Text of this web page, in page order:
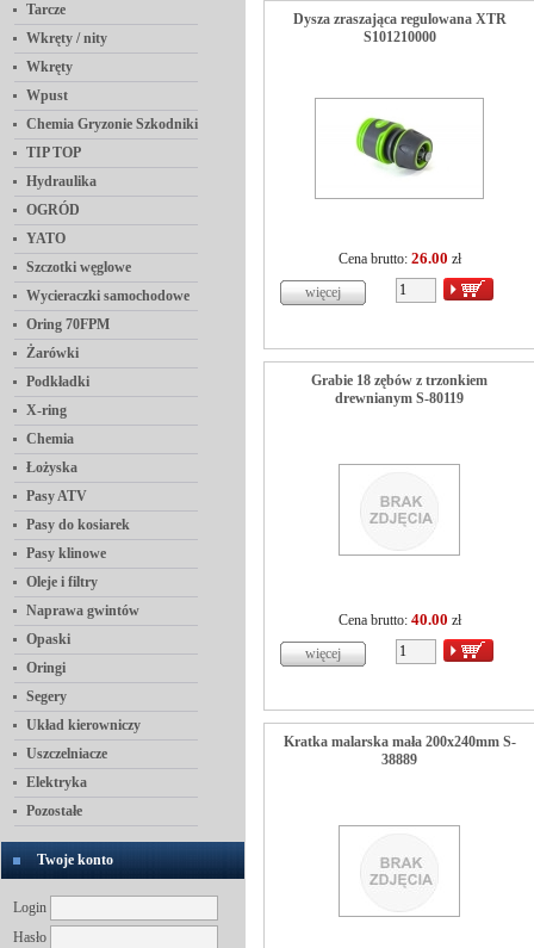
Tarcze
Wkręty / nity
Wkręty
Wpust
Chemia Gryzonie Szkodniki
TIP TOP
Hydraulika
OGRÓD
YATO
Szczotki węglowe
Wycieraczki samochodowe
Oring 70FPM
Żarówki
Podkładki
X-ring
Chemia
Łożyska
Pasy ATV
Pasy do kosiarek
Pasy klinowe
Oleje i filtry
Naprawa gwintów
Opaski
Oringi
Segery
Układ kierowniczy
Uszczelniacze
Elektryka
Pozostałe
Twoje konto
Login
Hasło
Dysza zraszająca regulowana XTR
S101210000
Cena brutto: 26.00 zł
Grabie 18 zębów z trzonkiem
drewnianym S-80119
Cena brutto: 40.00 zł
Kratka malarska mała 200x240mm S-
38889